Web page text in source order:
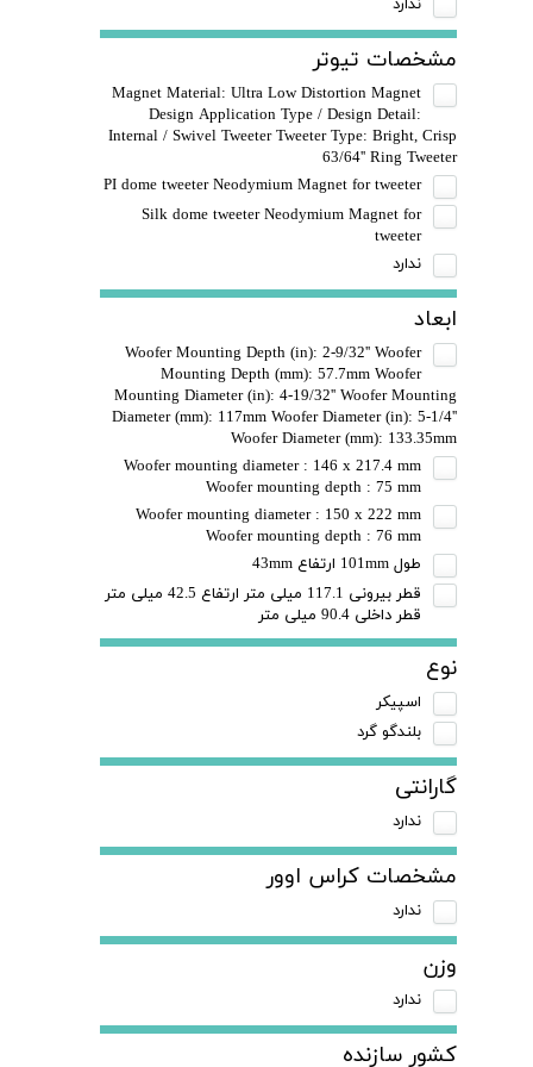
ندارد
مشخصات تیوتر
Magnet Material: Ultra Low Distortion Magnet
Design Application Type / Design Detail:
Internal / Swivel Tweeter Tweeter Type: Bright, Crisp
63/64'' Ring Tweeter
PI dome tweeter Neodymium Magnet for tweeter
Silk dome tweeter Neodymium Magnet for
tweeter
ندارد
ابعاد
Woofer Mounting Depth (in): 2-9/32'' Woofer
Mounting Depth (mm): 57.7mm Woofer
Mounting Diameter (in): 4-19/32'' Woofer Mounting
Diameter (mm): 117mm Woofer Diameter (in): 5-1/4''
Woofer Diameter (mm): 133.35mm
Woofer mounting diameter : 146 x 217.4 mm
Woofer mounting depth : 75 mm
Woofer mounting diameter : 150 x 222 mm
Woofer mounting depth : 76 mm
طول 101mm ارتفاع 43mm
قطر بیرونی 117.1 میلی متر ارتفاع 42.5 میلی متر
قطر داخلی 90.4 میلی متر
نوع
اسپیکر
بلندگو گرد
گارانتی
ندارد
مشخصات کراس اوور
ندارد
وزن
ندارد
کشور سازنده